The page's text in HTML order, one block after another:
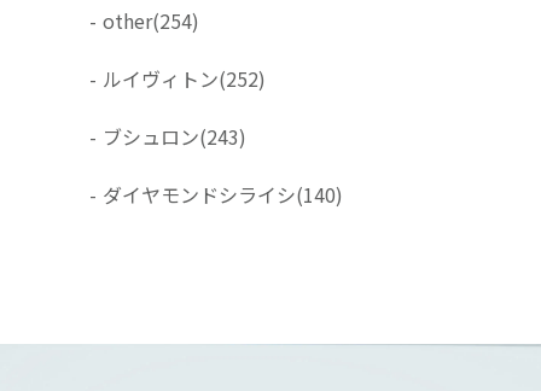
- other(254)
- ルイヴィトン(252)
- ブシュロン(243)
- ダイヤモンドシライシ(140)